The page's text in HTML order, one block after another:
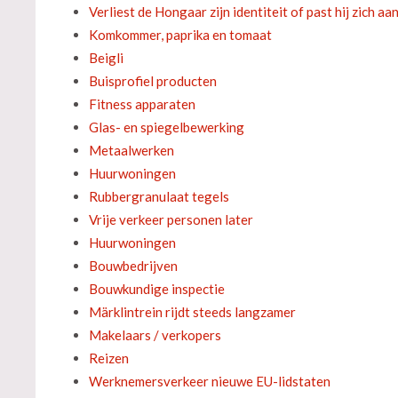
Verliest de Hongaar zijn identiteit of past hij zich
Komkommer, paprika en tomaat
Beigli
Buisprofiel producten
Fitness apparaten
Glas- en spiegelbewerking
Metaalwerken
Huurwoningen
Rubbergranulaat tegels
Vrije verkeer personen later
Huurwoningen
Bouwbedrijven
Bouwkundige inspectie
Märklintrein rijdt steeds langzamer
Makelaars / verkopers
Reizen
Werknemersverkeer nieuwe EU-lidstaten